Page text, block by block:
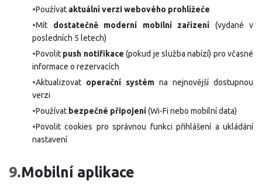
•Používat aktuální verzi webového prohlížeče
•Mít dostatečně moderní mobilní zařízení (vydané v
posledních 5 letech)
•Povolit push notifikace (pokud je služba nabízí) pro včasné
informace o rezervacích
•Aktualizovat operační systém na nejnovější dostupnou
verzi
•Používat bezpečné připojení(Wi-Fi nebo mobilní data)
•Povolit cookies pro správnou funkci přihlášení a ukládání
nastavení
9.Mobilní aplikace